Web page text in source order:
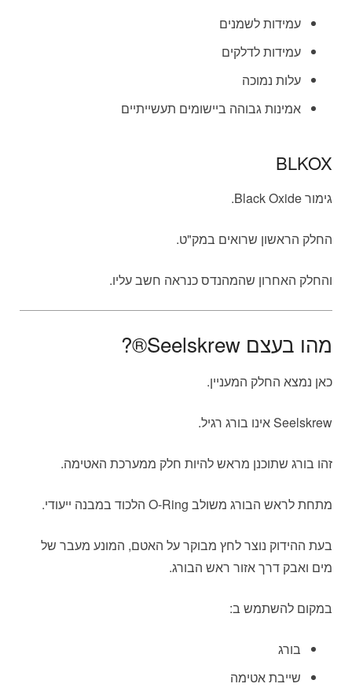
עמידות לשמנים
עמידות לדלקים
עלות נמוכה
אמינות גבוהה ביישומים תעשייתיים
BLKOX
גימור Black Oxide.
החלק הראשון שרואים במק"ט.
והחלק האחרון שהמהנדס כנראה חשב עליו.
מהו בעצם Seelskrew®?
כאן נמצא החלק המעניין.
Seelskrew אינו בורג רגיל.
זהו בורג שתוכנן מראש להיות חלק ממערכת האטימה.
מתחת לראש הבורג משולב O-Ring הלכוד במבנה ייעודי.
בעת ההידוק נוצר לחץ מבוקר על האטם, המונע מעבר של
מים ואבק דרך אזור ראש הבורג.
במקום להשתמש ב:
בורג
שייבת אטימה